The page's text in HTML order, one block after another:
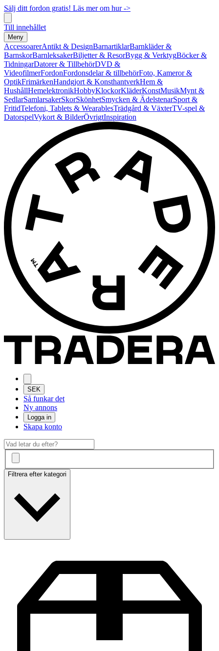
Sälj ditt fordon gratis! Läs mer om hur ->
Till innehållet
Meny
AccessoarerAntikt & DesignBarnartiklarBarnkläder &
BarnskorBarnleksakerBiljetter & ResorBygg & VerktygBöcker &
TidningarDatorer & TillbehörDVD &
VideofilmerFordonFordonsdelar & tillbehörFoto, Kameror &
OptikFrimärkenHandgjort & KonsthantverkHem &
HushållHemelektronikHobbyKlockorKläderKonstMusikMynt &
SedlarSamlarsakerSkorSkönhetSmycken & ÄdelstenarSport &
FritidTelefoni, Tablets & WearablesTrädgård & VäxterTV-spel &
DatorspelVykort & BilderÖvrigtInspiration
SEK
Så funkar det
Ny annons
Logga in
Skapa konto
Filtrera efter kategori